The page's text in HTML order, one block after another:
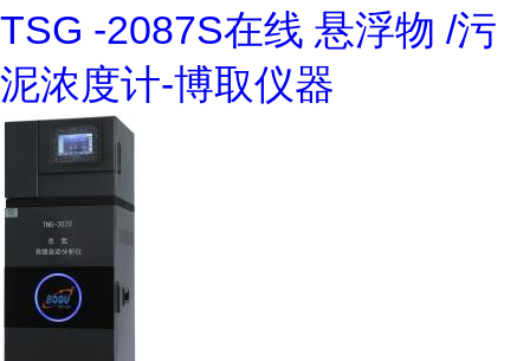
TSG -2087S在线 悬浮物 /污
泥浓度计-博取仪器